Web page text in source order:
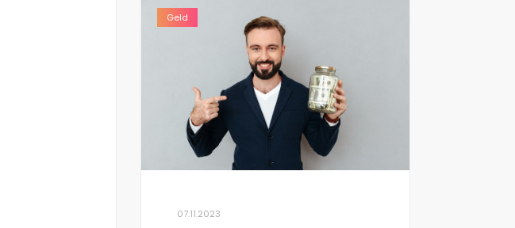
Geld
07.11.2023